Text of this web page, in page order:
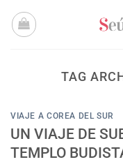
Skip
TAG
VIAJE A COREA DEL SUR
UN VIAJE DE
TEMPLO